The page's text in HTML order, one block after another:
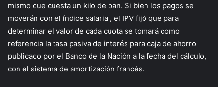
mismo que cuesta un kilo de pan. Si bien los pagos se
moverán con el índice salarial, el IPV fijó que para
determinar el valor de cada cuota se tomará como
referencia la tasa pasiva de interés para caja de ahorro
publicado por el Banco de la Nación a la fecha del cálculo,
con el sistema de amortización francés.